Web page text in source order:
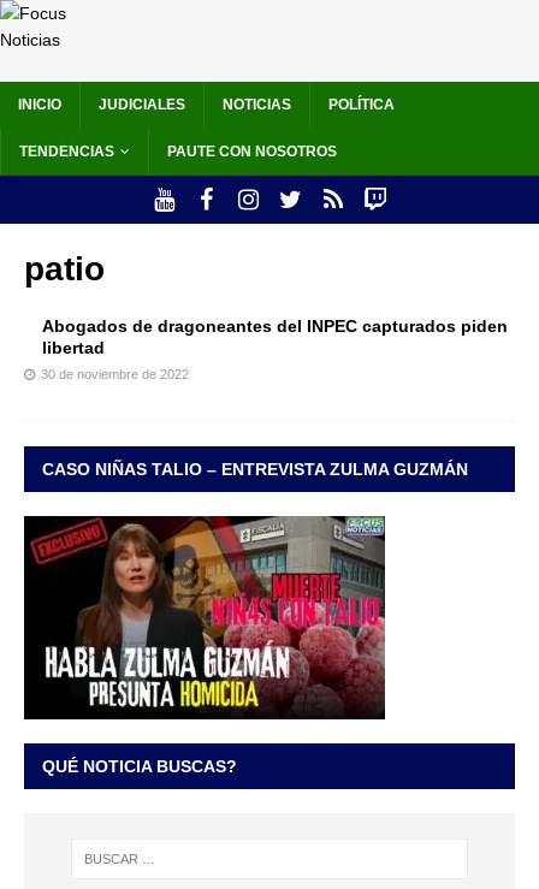
INICIO JUDICIALES NOTICIAS POLÍTICA
TENDENCIAS PAUTE CON NOSOTROS
patio
Abogados de dragoneantes del INPEC capturados piden
libertad
30 de noviembre de 2022
CASO NIÑAS TALIO – ENTREVISTA ZULMA GUZMÁN
QUÉ NOTICIA BUSCAS?